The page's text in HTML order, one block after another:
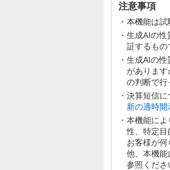
注意事項
本機能は試
生成AIの性
証するもの
生成AIの性
があります
の判断で行
決算短信に
新の適時開
本機能によ
性、特定目
お客様が
他、本機能
参照くださ